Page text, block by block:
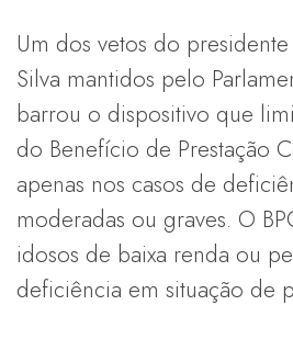
Um dos vetos do
Silva mantidos pelo
barrou o dispositivo que
do Benefício de Prestação
apenas nos casos de
moderadas ou graves. O
idosos de baixa renda ou
deficiência em situação de